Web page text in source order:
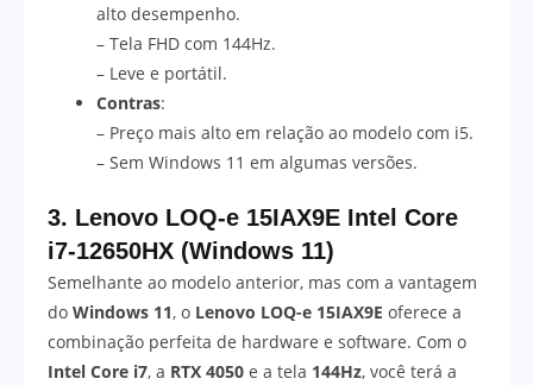
alto desempenho.
– Tela FHD com 144Hz.
– Leve e portátil.
Contras:
– Preço mais alto em relação ao modelo com i5.
– Sem Windows 11 em algumas versões.
3. Lenovo LOQ-e 15IAX9E Intel Core
i7-12650HX (Windows 11)
Semelhante ao modelo anterior, mas com a vantagem
do Windows 11, o Lenovo LOQ-e 15IAX9E oferece a
combinação perfeita de hardware e software. Com o
Intel Core i7, a RTX 4050 e a tela 144Hz, você terá a